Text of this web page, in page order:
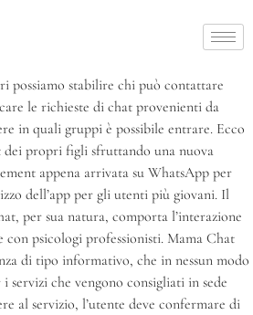
possiamo stabilire chi può contattare
le richieste di chat provenienti da
in quali gruppi è possibile entrare. Ecco
dei propri figli sfruttando una nuova
appena arrivata su WhatsApp per
dell’app per gli utenti più giovani. Il
per sua natura, comporta l’interazione
psicologi professionisti. Mama Chat
di tipo informativo, che in nessun modo
servizi che vengono consigliati in sede
al servizio, l’utente deve confermare di